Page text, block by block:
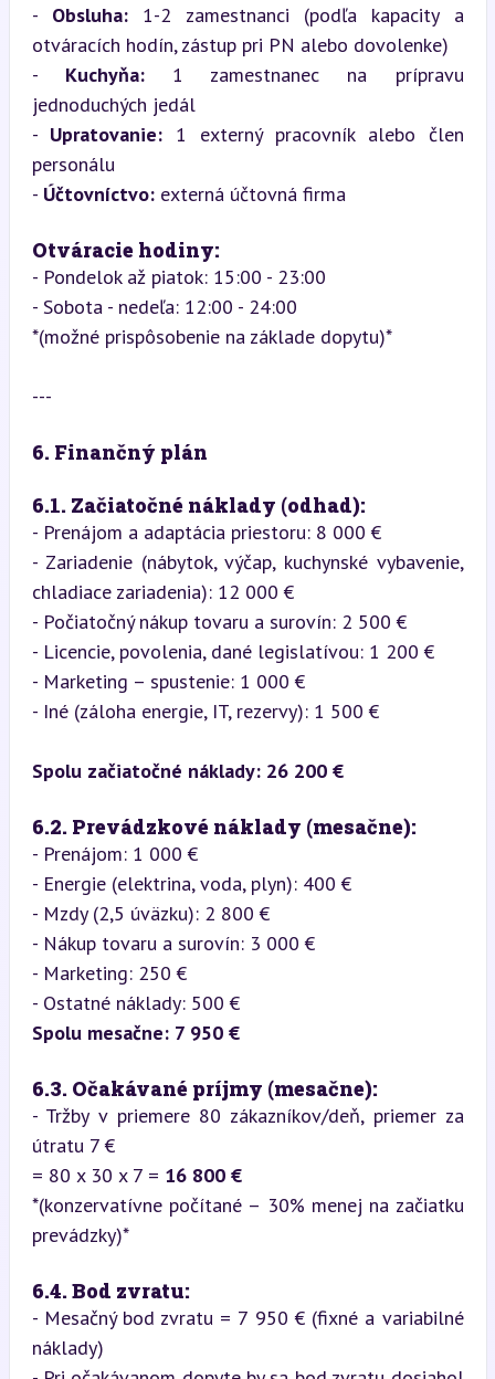
- Obsluha: 1-2 zamestnanci (podľa kapacity a
otváracích hodín, zástup pri PN alebo dovolenke)
- Kuchyňa: 1 zamestnanec na prípravu
jednoduchých jedál
- Upratovanie: 1 externý pracovník alebo člen
personálu
- Účtovníctvo: externá účtovná firma
Otváracie hodiny:
- Pondelok až piatok: 15:00 - 23:00
- Sobota - nedeľa: 12:00 - 24:00
*(možné prispôsobenie na základe dopytu)*
---
6. Finančný plán
6.1. Začiatočné náklady (odhad):
- Prenájom a adaptácia priestoru: 8 000 €
- Zariadenie (nábytok, výčap, kuchynské vybavenie,
chladiace zariadenia): 12 000 €
- Počiatočný nákup tovaru a surovín: 2 500 €
- Licencie, povolenia, dané legislatívou: 1 200 €
- Marketing – spustenie: 1 000 €
- Iné (záloha energie, IT, rezervy): 1 500 €
Spolu začiatočné náklady: 26 200 €
6.2. Prevádzkové náklady (mesačne):
- Prenájom: 1 000 €
- Energie (elektrina, voda, plyn): 400 €
- Mzdy (2,5 úväzku): 2 800 €
- Nákup tovaru a surovín: 3 000 €
- Marketing: 250 €
- Ostatné náklady: 500 €
Spolu mesačne: 7 950 €
6.3. Očakávané príjmy (mesačne):
- Tržby v priemere 80 zákazníkov/deň, priemer za
útratu 7 €
= 80 x 30 x 7 = 16 800 €
*(konzervatívne počítané – 30% menej na začiatku
prevádzky)*
6.4. Bod zvratu:
- Mesačný bod zvratu = 7 950 € (fixné a variabilné
náklady)